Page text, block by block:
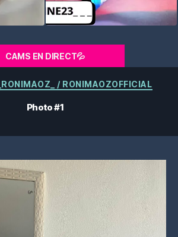
CAMS EN DIRECT💦
Catégories
/ RONIMAOZOFFICIAL
Photo #1